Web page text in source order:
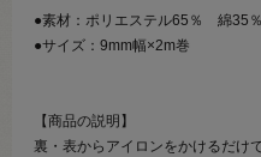
●素材：ポリエステル65％ 綿35％
●サイズ：9mm幅×2m巻
【商品の説明】
裏・表からアイロンをかけるだけ